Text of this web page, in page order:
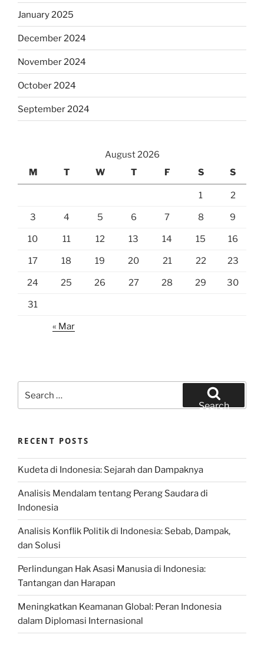
January 2025
December 2024
November 2024
October 2024
September 2024
August 2026
M
T W T F S S
1 2
3 4 5 6 7 8 9
10 11 12 13 14 15 16
17 18 19 20 21 22 23
24 25 26 27 28 29 30
31
« Mar
for:
Search
RECENT POSTS
Kudeta di Indonesia: Sejarah dan Dampaknya
Analisis Mendalam tentang Perang Saudara di
Indonesia
Analisis Konflik Politik di Indonesia: Sebab, Dampak,
dan Solusi
Perlindungan Hak Asasi Manusia di Indonesia:
Tantangan dan Harapan
Meningkatkan Keamanan Global: Peran Indonesia
dalam Diplomasi Internasional